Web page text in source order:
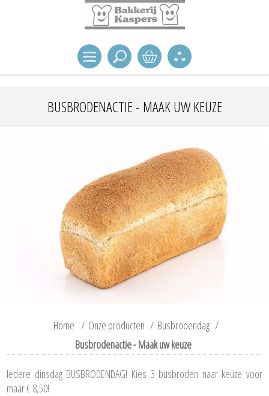
BUSBRODENACTIE - MAAK UW KEUZE
Home / Onze producten / Busbrodendag /
Busbrodenactie - Maak uw keuze
Iedere dinsdag BUSBRODENDAG! Kies 3 busbroden naar keuze voor
maar € 8,50!